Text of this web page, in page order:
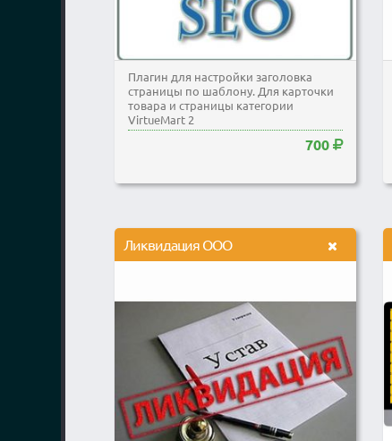
Плагин для настройки заголовка
страницы по шаблону. Для карточки
товара и страницы категории
VirtueMart 2
700
Ликвидация ООО